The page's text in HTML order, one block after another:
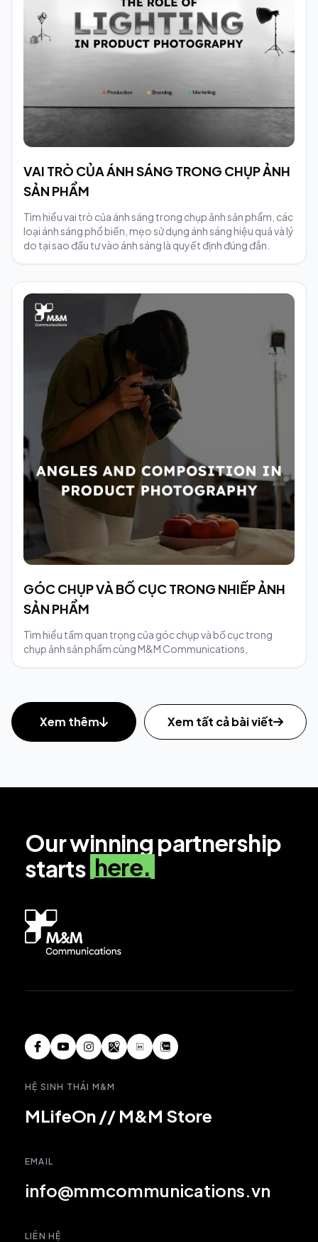
VAI TRÒ CỦA ÁNH SÁNG TRONG CHỤP ẢNH
SẢN PHẨM
Tìm hiểu vai trò của ánh sáng trong chụp ảnh sản phẩm, các
loại ánh sáng phổ biến, mẹo sử dụng ánh sáng hiệu quả và lý
do tại sao đầu tư vào ánh sáng là quyết định đúng đắn.
GÓC CHỤP VÀ BỐ CỤC TRONG NHIẾP ẢNH
SẢN PHẨM
Tìm hiểu tầm quan trọng của góc chụp và bố cục trong
chụp ảnh sản phẩm cùng M&M Communications,
Xem thêm Xem tất cả bài viết
Our winning partnership
starts here.
HỆ SINH THÁI M&M
MLifeOn // M&M Store
EMAIL
info@mmcommunications.vn
LIÊN HỆ